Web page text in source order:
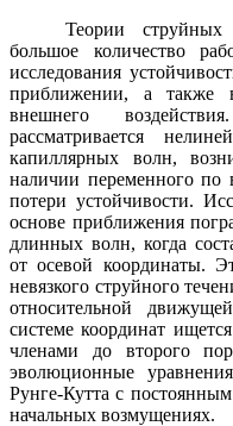
Теории струйных
большое количество
исследования
приближении, а также
внешнего
рассматривается
капиллярных волн,
наличии переменного по
потери устойчивости.
основе приближения
длинных волн, когда
от осевой координаты.
невязкого струйного
относительной
системе координат
членами до второго
эволюционные
Рунге-Кутта с
начальных возмущениях.